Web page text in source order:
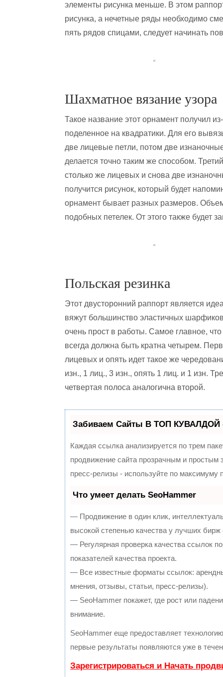
элементы рисунка меньше. В этом
рисунка, а нечетные ряды необходимо
пять рядов спицами, следует начинать
Шахматное вязание узора
Такое название этот орнамент получил
поделенное на квадратики. Для его
две лицевые петли, потом две
делается точно таким же способом.
столько же лицевых и снова две
получится рисунок, который будет
орнамент бывает разных размеров.
подобных петелек. От этого также будет
Польская резинка
Этот двусторонний раппорт является
вяжут большинство эластичных
очень прост в работы. Самое главное,
всегда должна быть кратна четырем.
лицевых и опять идет такое же
изн., 1 лиц., 3 изн., опять 1 лиц. и 1 изн.
четвертая полоса аналогична второй.
Забиваем Сайты В ТОП КУВАЛДОЙ -
Каждая ссылка анализируется по трем
продвижение сайта прозрачным и
пресс-релизы - используйте по
Что умеет делать SeoHammer
— Продвижение в один клик,
высокой степенью качества у лучших бирж
— Регулярная проверка качества ссылок
показателей качества проекта.
— Все известные форматы ссылок:
мнения, отзывы, статьи, пресс-релизы).
— SeoHammer покажет, где рост или
внимание.
SeoHammer еще предоставляет
первые результаты появляются уже в
Зарегистрироваться и Начать